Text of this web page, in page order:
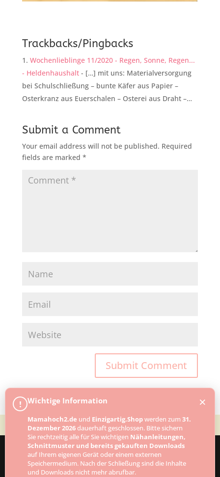
Trackbacks/Pingbacks
Wochenlieblinge 11/2020 - Regen, Sonne, Regen...
- Heldenhaushalt- […] mit uns: Materialversorgung
bei Schulschließung – bunte Käfer aus Papier –
Osterkranz aus Euerschalen – Osterei aus Draht –…
Submit a Comment
Your email address will not be published. Required
fields are marked *
Designed byElegant Themes| Powered by
! Wichtige Information
Mamahoch2.de und Einzigartig.Shopwerden zum 31.
Dezember 2026dauerhaft geschlossen. Bitte sichern
Sie rechtzeitig alle für Sie wichtigen Nähanleitungen,
Schnittmuster und bereits gekauften Downloads
auf Ihrem eigenen Gerät oder einem externen
Speichermedium. Nach der Schließung sind die Inhalte
und Downloads nicht mehr abrufbar.
×